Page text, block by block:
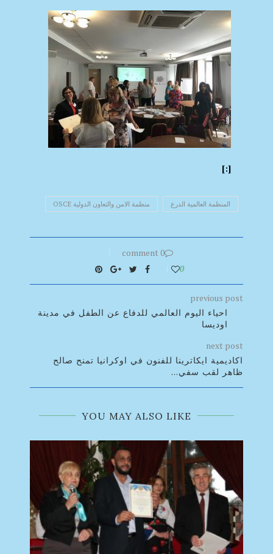
[:]
المنظمة العالمية الدرع منظمة الامن والتعاون الدولية OSCE
0 comment
0
previous post
احياء اليوم العالمي للدفاع عن الطفل في مدينة
اوديسا
next post
اكاديمية ايكاترينا للفنون في اوكرانيا تمنح صالح
ظاهر لقب سفي...
YOU MAY ALSO LIKE